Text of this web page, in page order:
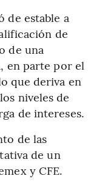
de estable a
de
de una
en parte por el
que deriva en
niveles de
de intereses.
de las
de un
y CFE.